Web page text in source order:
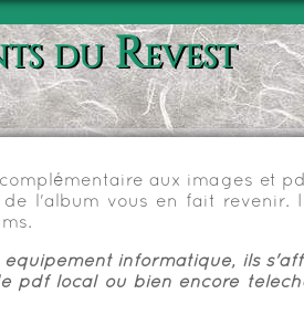
du Revest
aux images et
l'album vous en fait revenir.
informatique, ils
local ou bien encore